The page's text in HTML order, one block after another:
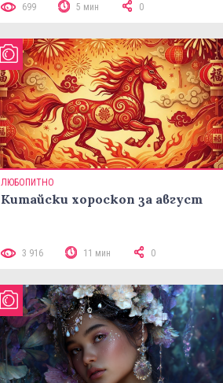
699 5 мин 0
ЛЮБОПИТНО
Китайски хороскоп за август
3 916 11 мин 0